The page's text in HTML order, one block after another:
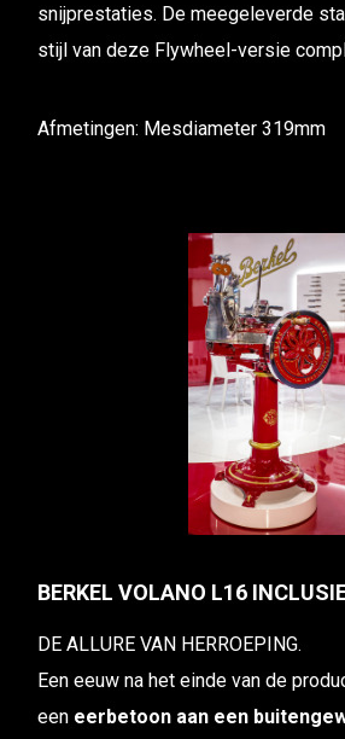
snijprestaties. De meegeleverde
stijl van deze Flywheel-versie
Afmetingen: Mesdiameter 319mm
BERKEL VOLANO L16
DE ALLURE VAN HERROEPING.
Een eeuw na het einde van de
een eerbetoon aan een